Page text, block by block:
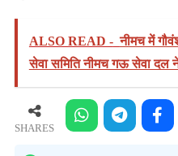
ALSO READ - नीमच में
सेवा समिति नीमच गऊ सेवा दल
SHARES